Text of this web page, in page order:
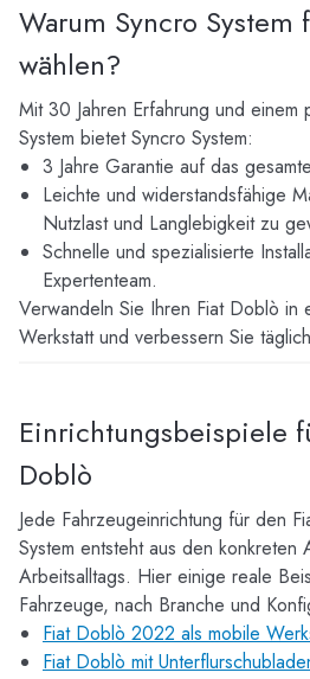
Warum Syncro System
wählen?
Mit 30 Jahren Erfahrung und einem
System bietet Syncro System:
3 Jahre Garantie auf das
Leichte und widerstandsfähige
Nutzlast und Langlebigkeit zu
Schnelle und spezialisierte
Expertenteam.
Verwandeln Sie Ihren Fiat Doblò in
Werkstatt und verbessern Sie
Einrichtungsbeispiele
Doblò
Jede Fahrzeugeinrichtung für den
System entsteht aus den konkreten
Arbeitsalltags. Hier einige reale
Fahrzeuge, nach Branche und
Fiat Doblò 2022 als mobile
Fiat Doblò mit